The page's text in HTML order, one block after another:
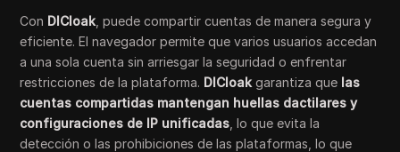
Con DICloak , puede compartir cuentas de manera segura y
eficiente. El navegador permite que varios usuarios accedan
a una sola cuenta sin arriesgar la seguridad o enfrentar
restricciones de la plataforma. DICloak garantiza que las
cuentas compartidas mantengan huellas dactilares y
configuraciones de IP unificadas , lo que evita la
detección o las prohibiciones de las plataformas, lo que